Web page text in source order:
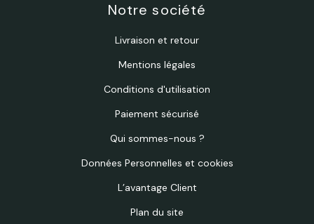
Notre société
Livraison et retour
Mentions légales
Conditions d'utilisation
Paiement sécurisé
Qui sommes-nous ?
Données Personnelles et cookies
L’avantage Client
Plan du site